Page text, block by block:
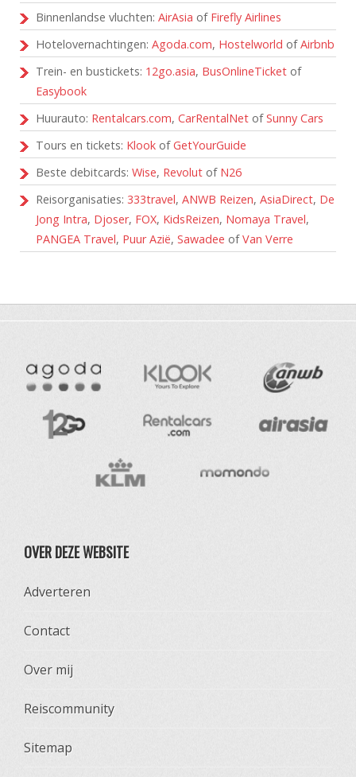
Binnenlandse vluchten: AirAsia of Firefly Airlines
Hotelovernachtingen: Agoda.com, Hostelworld ofAirbnb
Trein- en bustickets: 12go.asia, BusOnlineTicket of
Easybook
Huurauto: Rentalcars.com, CarRentalNet ofSunny Cars
Tours en tickets: Klook ofGetYourGuide
Beste debitcards: Wise, Revolut of N26
Reisorganisaties: 333travel, ANWB Reizen, AsiaDirect, De
Jong Intra, Djoser, FOX, KidsReizen, Nomaya Travel,
PANGEA Travel, Puur Azië, Sawadee ofVan Verre
OVER DEZE WEBSITE
Adverteren
Contact
Over mij
Reiscommunity
Sitemap